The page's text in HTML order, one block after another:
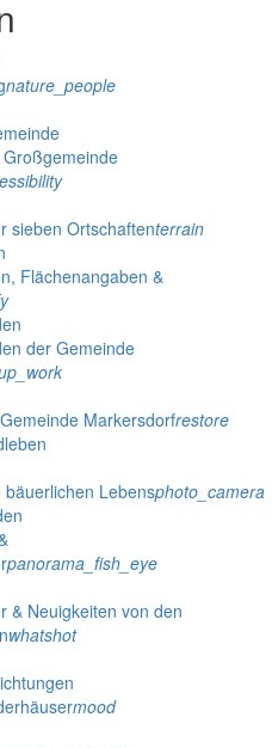
nature_people
sieben Ortschaftenterrain
Flächenangaben &
der Gemeinde
Markersdorfrestore
Lebensphoto_camera
panorama_fish_eye
& Neuigkeiten von den
whatshot
mood